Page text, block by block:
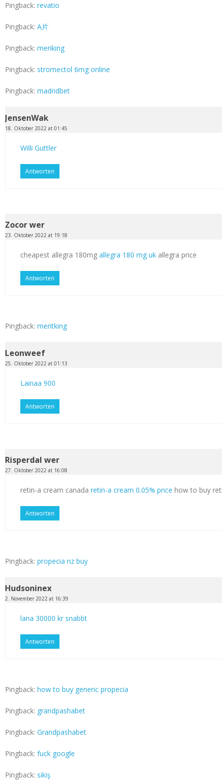
Pingback: revatio
Pingback: A片
Pingback: meriking
Pingback: stromectol 6mg online
Pingback: madridbet
JensenWak
18. Oktober 2022 at 01:45
Willi Guttler
Antworten
Zocor wer
23. Oktober 2022 at 19:18
cheapest allegra 180mg allegra 180 mg uk allegra price
Antworten
Pingback: meritking
Leonweef
25. Oktober 2022 at 01:13
Lainaa 900
Antworten
Risperdal wer
27. Oktober 2022 at 16:08
retin-a cream canada retin-a cream 0.05% price how to buy
Antworten
Pingback: propecia nz buy
Hudsoninex
2. November 2022 at 16:39
lana 30000 kr snabbt
Antworten
Pingback: how to buy generic propecia
Pingback: grandpashabet
Pingback: Grandpashabet
Pingback: fuck google
Pingback: sikiş